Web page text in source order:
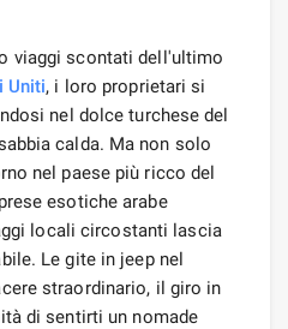
viaggi scontati dell'ultimo
Uniti, i loro proprietari si
nel dolce turchese del
calda. Ma non solo
nel paese più ricco del
esotiche arabe
locali circostanti lascia
Le gite in jeep nel
straordinario, il giro in
di sentirti un nomade